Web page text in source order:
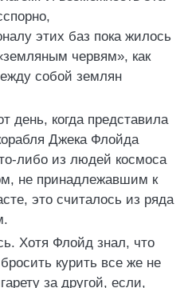
этих баз пока жилось
червям», как
собой землян
день, когда представила
Джека Флойда
либо из людей космоса
не принадлежавшим к
это считалось из ряда
Хотя Флойд знал, что
курить все же не
за другой, если,